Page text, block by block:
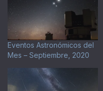
Eventos Astronómicos del
Mes – Septiembre, 2020